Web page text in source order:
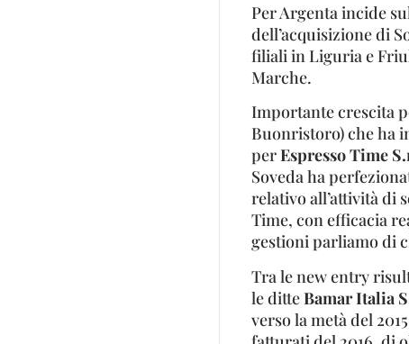
Per Argenta incide
dell’acquisizione di
filiali in Liguria e
Marche.
Importante crescita
Buonristoro) che ha
perEspresso Time
Soveda ha
relativo all’attività di
Time, con efficacia
gestioni parliamo di
Tra le new entry
le ditteBamar Italia
verso la metà del